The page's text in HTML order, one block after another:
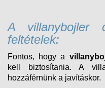
A villanybojler
feltételek:
Fontos, hogy a
kell biztosítania. A
hozzáférnünk a javításkor.